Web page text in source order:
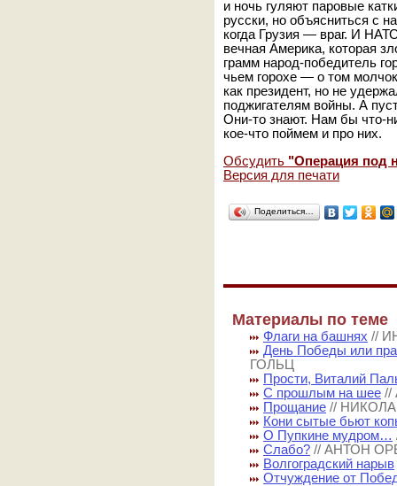
и ночь гуляют паровые
русски, но объясниться с
когда Грузия — враг. И
вечная Америка, которая
грамм народ-победитель
чьем горохе — о том
как президент, но не
поджигателям войны. А
Они-то знают. Нам бы что-
кое-что поймем и про них.
Обсудить "Операция под
Версия для печати
Поделиться…
Материалы по теме
Флаги на башнях //
День Победы или
ГОЛЬЦ
Прости, Виталий
С прошлым на шее //
Прощание //
Кони сытые бьют
О Пупкине мудром…
Слабо? // АНТОН
Волгоградский нарыв
Отчуждение от